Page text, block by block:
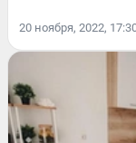
20 ноября, 2022,